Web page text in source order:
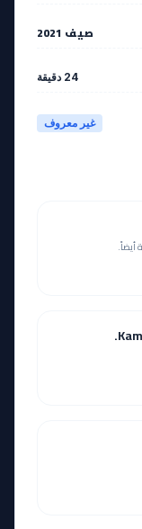
صيف 2021
24 دقيقة
غير معروف